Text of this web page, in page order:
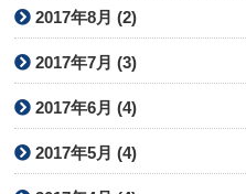
2017年8月 (2)
2017年7月 (3)
2017年6月 (4)
2017年5月 (4)